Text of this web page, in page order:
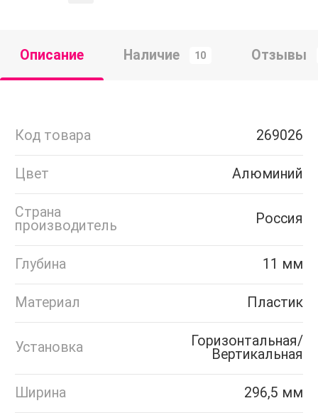
Описание Наличие 10 Отзывы
Код товара 269026
Цвет Алюминий
Страна
производитель
Россия
Глубина 11 мм
Материал Пластик
Установка
Горизонтальная/
Вертикальная
Ширина 296,5 мм